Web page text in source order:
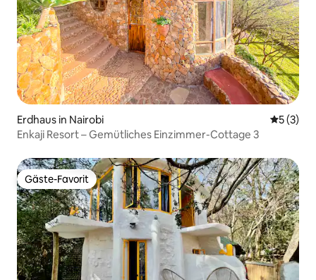
Erdhaus in Nairobi
5 (3)
Enkaji Resort – Gemütliches Einzimmer-Cottage 3
Gäste-Favorit
Gäste-Favorit